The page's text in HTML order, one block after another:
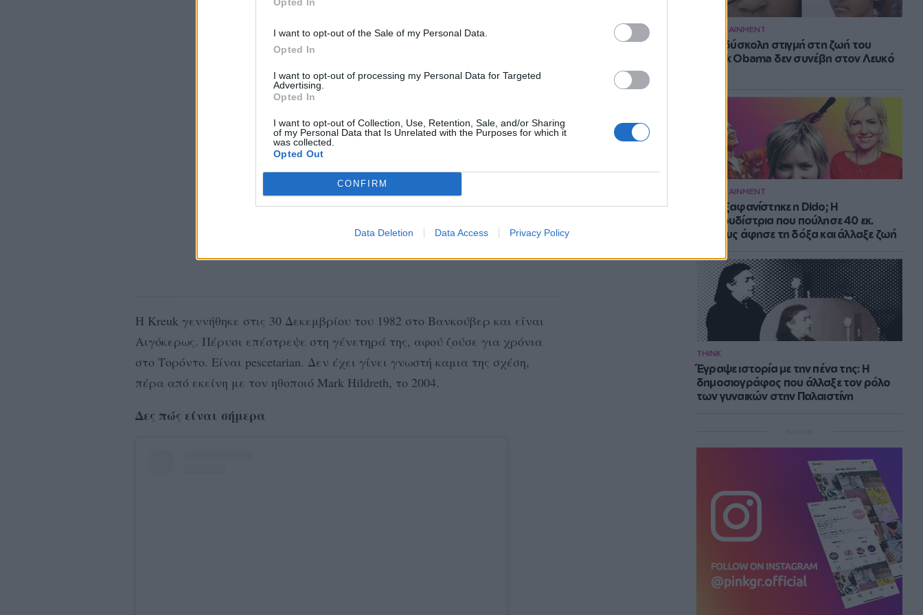
I want to opt-out of the Sale of my Personal Data.
Opted In
I want to opt-out of processing my Personal Data for Targeted
Advertising.
Opted In
I want to opt-out of Collection, Use, Retention, Sale, and/or Sharing
of my Personal Data that Is Unrelated with the Purposes for which it
was collected.
Opted Out
CONFIRM
Data Deletion Data Access Privacy Policy
ENTERTAINMENT
Η πιο δύσκολη στιγμή στη ζωή του
Barack Obama δεν συνέβη στον Λευκό
ENTERTAINMENT
Πού εξαφανίστηκε η Dido; Η
τραγουδίστρια που πούλησε 40 εκ.
δίσκους άφησε τη δόξα και άλλαξε ζωή
THINK
Έγραψε ιστορία με την πένα της: Η
δημοσιογράφος που άλλαξε τον ρόλο
των γυναικών στην Παλαιστίνη
H Kreuk γεννήθηκε στις 30 Δεκεμβρίου του 1982 στο Βανκούβερ και είναι
Αιγόκερως. Πέρυσι επέστρεψε στη γένετηρά της, αφού ζούσε για χρόνια
στο Τορόντο. Είναι pescetarian. Δεν έχει γίνει γνωστή καμια της σχέση,
πέρα από εκείνη με τον ηθοποιό Mark Hildreth, το 2004.
Δες πώς είναι σήμερα